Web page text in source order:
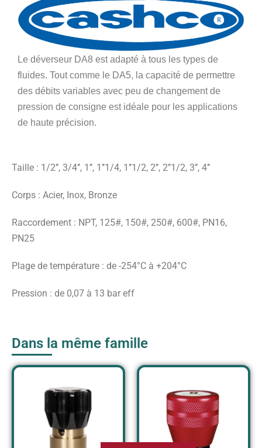
Le déverseur DA8 est adapté à tous les types de
fluides. Tout comme le DA5, la capacité de permettre
des débits variables avec peu de changement de
pression de consigne est idéale pour les applications
de haute précision.
Dans la même famille
Taille : 1/2’’, 3/4’’, 1’’, 1’’1/4, 1’’1/2, 2’’, 2’’1/2, 3’’, 4’’
Corps : Acier, Inox, Bronze
Raccordement : NPT, 125#, 150#, 250#, 600#, PN16,
PN25
Plage de température : de -254°C à +204°C
Pression : de 0,07 à 13 bar eff